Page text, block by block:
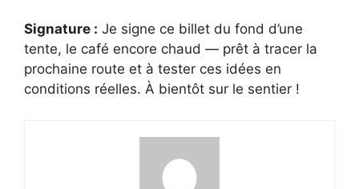
Signature : Je signe ce billet du fond d’une
tente, le café encore chaud — prêt à tracer la
prochaine route et à tester ces idées en
conditions réelles. À bientôt sur le sentier !